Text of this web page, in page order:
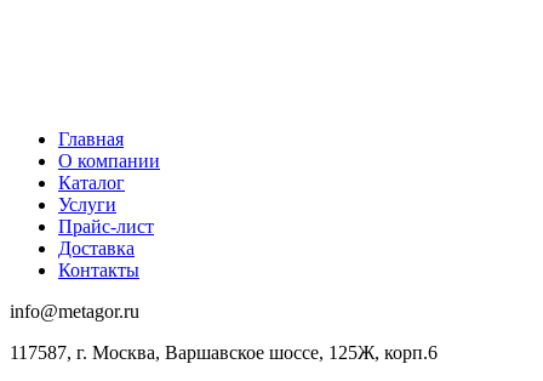
Главная
О компании
Каталог
Услуги
Прайс-лист
Доставка
Контакты
info@metagor.ru
117587, г. Москва, Варшавское шоссе, 125Ж, корп.6